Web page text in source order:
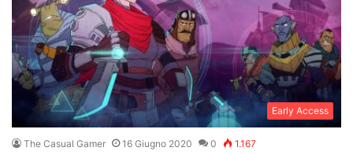
Early Access
The Casual Gamer 16 Giugno 2020 0 1.167